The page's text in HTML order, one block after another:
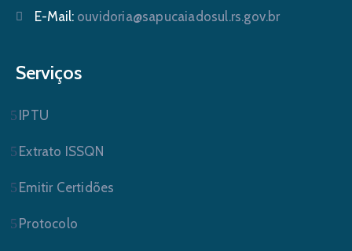
E-Mail: ouvidoria@sapucaiadosul.rs.gov.br
Serviços
IPTU
Extrato ISSQN
Emitir Certidões
Protocolo